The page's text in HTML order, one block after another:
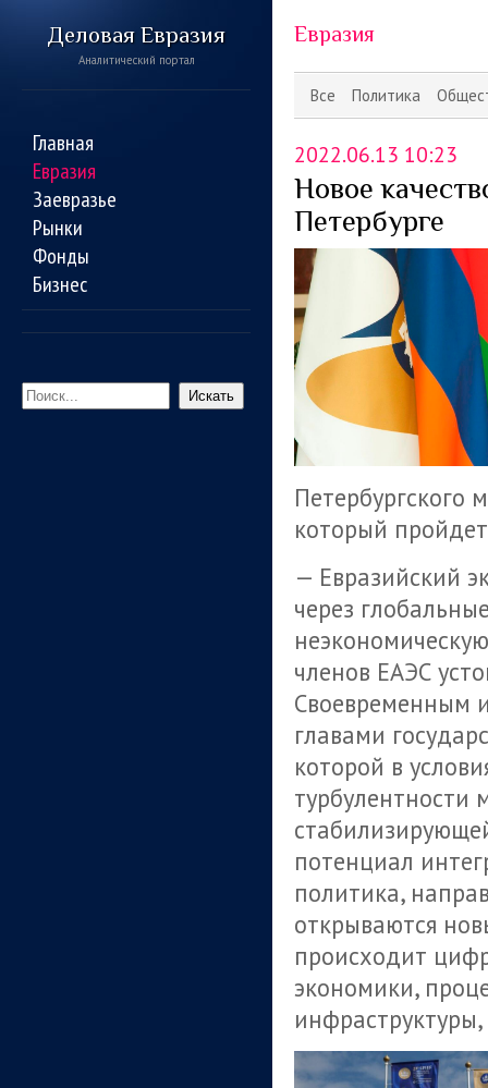
Деловая Евразия
Аналитический портал
Главная
Евразия
Заевразье
Рынки
Фонды
Бизнес
Искать
Все Политика
Евразия
2022.06.13 10:23
Новое
Петербурге
Петербургского
который
— Евразийский
через
членов ЕАЭС
Своевременным
главами
которой в
турбулентности
потенциал
политика,
открываются
происходит
экономики,